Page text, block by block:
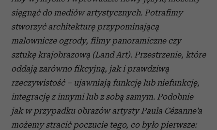
sięgnąć do mediów artystycznych. Potrafimy
stworzyć architekturę przypominającą
malownicze ogrody, filmy panoramiczne czy
sztukę krajobrazową (Land Art). Przestrzenie, które
oddają zarówno fikcyjną, jak i prawdziwą
rzeczywistość – ujawniają funkcję lub niefunkcję,
integrację z innymi lub z sobą samym. Podobnie
jak w przypadku obrazów artysty Paula Cézanne'a
możemy stracić poczucie tego, co było pierwsze: